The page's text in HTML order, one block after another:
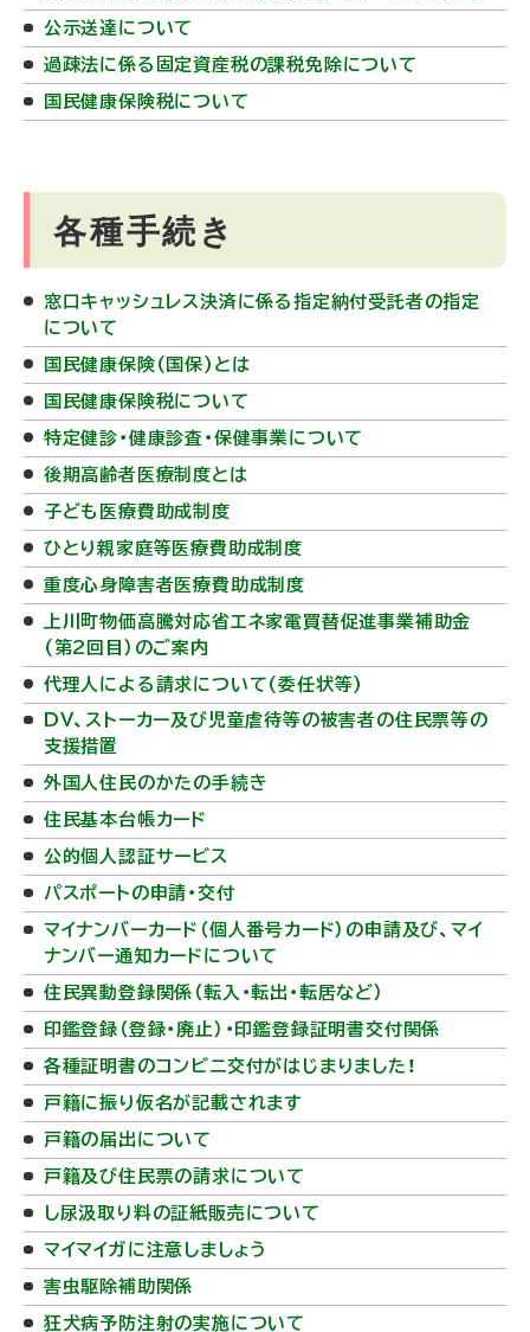
公示送達について
過疎法に係る固定資産税の課税免除について
国民健康保険税について
各種手続き
窓口キャッシュレス決済に係る指定納付受託者の指定
について
国民健康保険(国保)とは
国民健康保険税について
特定健診・健康診査・保健事業について
後期高齢者医療制度とは
子ども医療費助成制度
ひとり親家庭等医療費助成制度
重度心身障害者医療費助成制度
上川町物価高騰対応省エネ家電買替促進事業補助金
(第2回目）のご案内
代理人による請求について(委任状等)
DV、ストーカー及び児童虐待等の被害者の住民票等の
支援措置
外国人住民のかたの手続き
住民基本台帳カード
公的個人認証サービス
パスポートの申請・交付
マイナンバーカード（個人番号カード）の申請及び、マイ
ナンバー通知カードについて
住民異動登録関係（転入・転出・転居など）
印鑑登録（登録・廃止）・印鑑登録証明書交付関係
各種証明書のコンビニ交付がはじまりました！
戸籍に振り仮名が記載されます
戸籍の届出について
戸籍及び住民票の請求について
し尿汲取り料の証紙販売について
マイマイガに注意しましょう
害虫駆除補助関係
狂犬病予防注射の実施について